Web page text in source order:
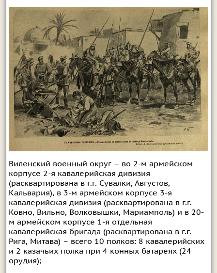
Виленский военный округ – во 2-м армейском
корпусе 2-я кавалерийская дивизия
(расквартирована в г.г. Сувалки, Августов,
Кальвария), в 3-м армейском корпусе 3-я
кавалерийская дивизия (расквартирована в г.г.
Ковно, Вильно, Волковышки, Мариамполь) и в 20-
м армейском корпусе 1-я отдельная
кавалерийская бригада (расквартирована в г.г.
Рига, Митава) – всего 10 полков: 8 кавалерийских
и 2 казачьих полка при 4 конных батареях (24
орудия);